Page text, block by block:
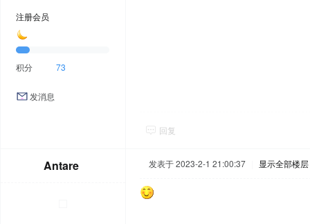
注册会员
积分 73
发消息
回复
Antare 发表于 2023-2-1 21:00:37 显示全部楼层